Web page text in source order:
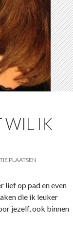
WIL IK
PLAATSEN
lief op pad en even
die ik leuker
jezelf, ook binnen